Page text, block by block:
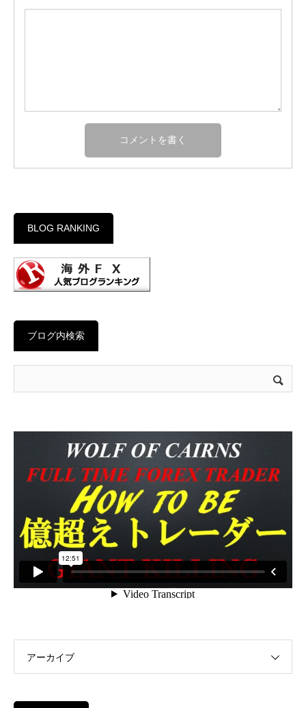
BLOG RANKING
ブログ内検索
アーカイブ